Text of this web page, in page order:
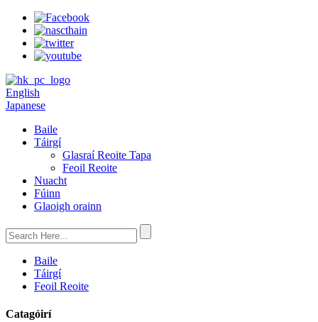
English
Japanese
Baile
Táirgí
Glasraí Reoite Tapa
Feoil Reoite
Nuacht
Fúinn
Glaoigh orainn
Baile
Táirgí
Feoil Reoite
Catagóirí